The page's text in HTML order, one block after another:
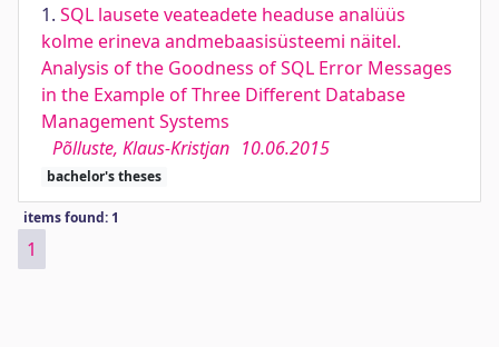
1. SQL lausete veateadete headuse analüüs
kolme erineva andmebaasisüsteemi näitel.
Analysis of the Goodness of SQL Error Messages
in the Example of Three Different Database
Management Systems
Põlluste, Klaus-Kristjan 10.06.2015
bachelor's theses
items found: 1
1